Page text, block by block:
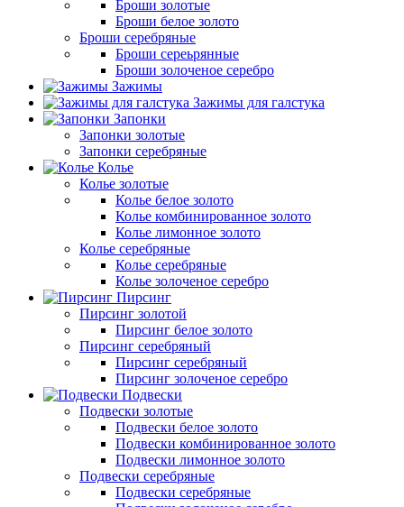
Броши золотые
Броши белое золото
Броши серебряные
Броши сереьрянные
Броши золоченое серебро
Зажимы
Зажимы для галстука
Запонки
Запонки золотые
Запонки серебряные
Колье
Колье золотые
Колье белое золото
Колье комбинированное золото
Колье лимонное золото
Колье серебряные
Колье серебряные
Колье золоченое серебро
Пирсинг
Пирсинг золотой
Пирсинг белое золото
Пирсинг серебряный
Пирсинг серебряный
Пирсинг золоченое серебро
Подвески
Подвески золотые
Подвески белое золото
Подвески комбинированное золото
Подвески лимонное золото
Подвески серебряные
Подвески серебряные